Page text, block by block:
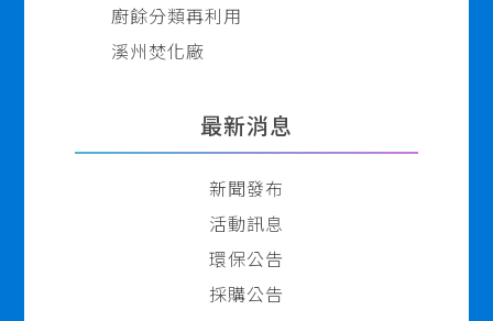
廚餘分類再利用
溪州焚化廠
最新消息
新聞發布
活動訊息
環保公告
採購公告